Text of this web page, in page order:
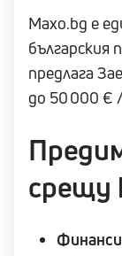
Maxo.bg е
българския
предлага
до 50 000 €
срещу